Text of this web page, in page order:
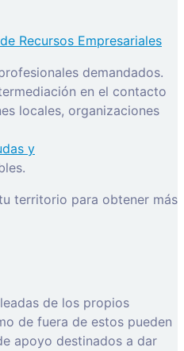
Recursos Empresariales
demandados.
en el contacto
locales, organizaciones
y
territorio para obtener más
de los propios
de fuera de estos pueden
apoyo destinados a dar